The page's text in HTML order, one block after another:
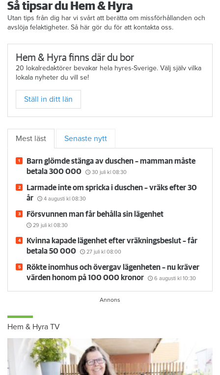
Så tipsar du Hem & Hyra
Utan tips från dig har vi svårt att berätta om missförhållanden och
avslöja felaktigheter. Så här gör du för att kontakta oss.
Hem & Hyra finns där du bor
20 lokalredaktörer bevakar hela hyres-Sverige. Välj själv vilka
lokala nyheter du vill se!
Ställ in ditt län
Mest läst Senaste nytt
Barn glömde stänga av duschen – mamman måste
betala 300 000
30 juli kl 08:30
Larmade inte om spricka i duschen – vräks efter 30
år
4 augusti kl 08:30
Försvunnen man får behålla sin lägenhet
29 juli kl 08:30
Kvinna kapade lägenhet efter vräkningsbeslut – får
betala 50 000
27 juli kl 08:00
Rökte inomhus och övergav lägenheten – nu kräver
värden honom på 100 000 kronor
6 augusti kl 10:30
Hem & Hyra TV